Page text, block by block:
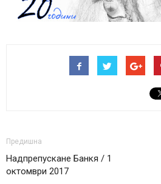
Предишна
Надпрепускане Банкя / 1
октомври 2017